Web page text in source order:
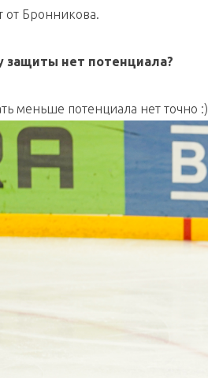
от Бронникова.
защиты нет потенциала?
меньше потенциала нет точно :)